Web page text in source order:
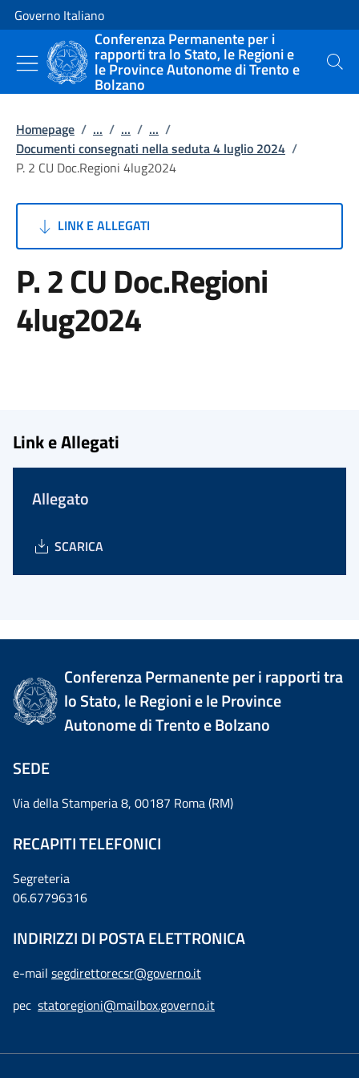
Vai al contenuto
Vai alla navigazione del sito
Governo Italiano
Conferenza Permanente per i
rapporti tra lo Stato, le Regioni e
le Province Autonome di Trento e
Bolzano
Cerca
Homepage / ... / ... / ... /
Documenti consegnati nella seduta 4 luglio 2024 /
P. 2 CU Doc.Regioni 4lug2024
LINK E ALLEGATI
P. 2 CU Doc.Regioni
4lug2024
Link e Allegati
Allegato
SCARICA
Conferenza Permanente per i rapporti tra
lo Stato, le Regioni e le Province
Autonome di Trento e Bolzano
SEDE
Via della Stamperia 8, 00187 Roma (RM)
RECAPITI TELEFONICI
Segreteria
06.67796316
INDIRIZZI DI POSTA ELETTRONICA
e-mail segdirettorecsr@governo.it
pec statoregioni@mailbox.governo.it